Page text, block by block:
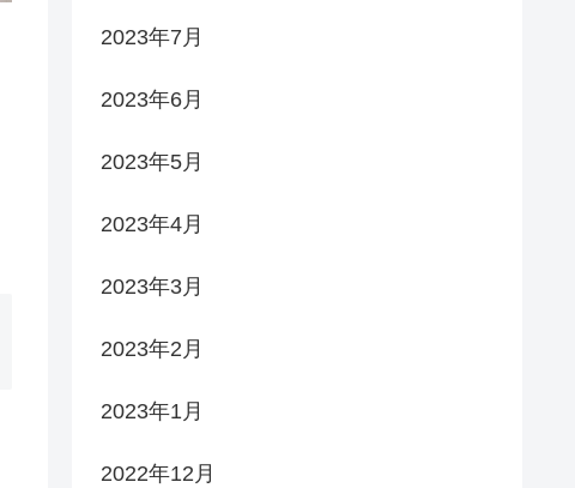
2023年7月
2023年6月
2023年5月
2023年4月
2023年3月
2023年2月
2023年1月
2022年12月